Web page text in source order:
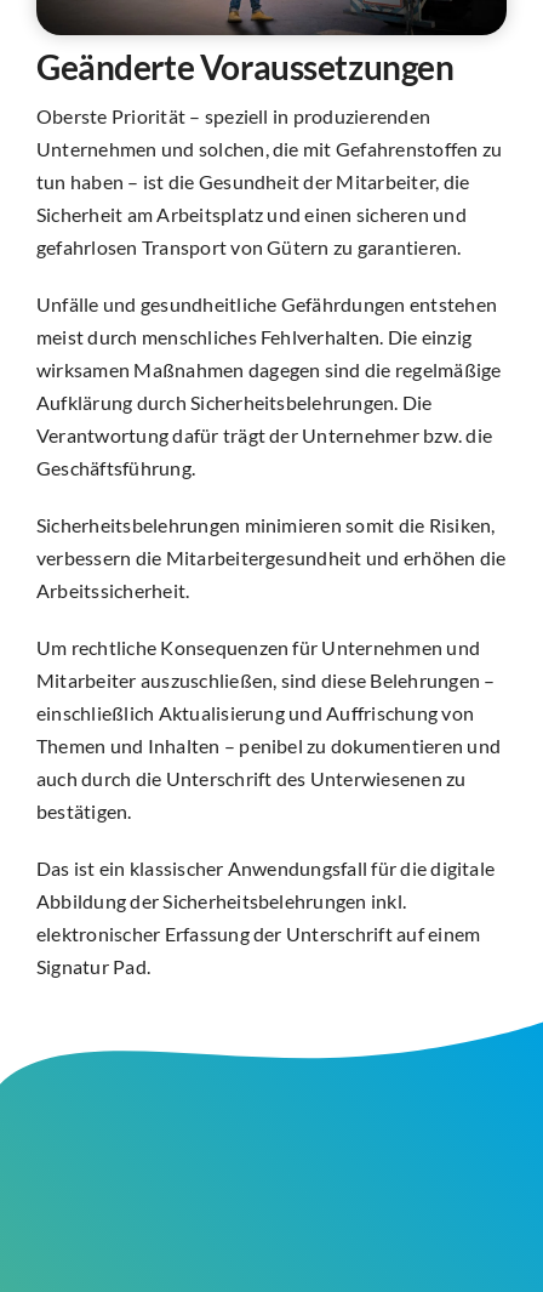
Geänderte Voraussetzungen
Oberste Priorität – speziell in produzierenden
Unternehmen und solchen, die mit Gefahrenstoffen zu
tun haben – ist die Gesundheit der Mitarbeiter, die
Sicherheit am Arbeitsplatz und einen sicheren und
gefahrlosen Transport von Gütern zu garantieren.
Unfälle und gesundheitliche Gefährdungen entstehen
meist durch menschliches Fehlverhalten. Die einzig
wirksamen Maßnahmen dagegen sind die regelmäßige
Aufklärung durch Sicherheitsbelehrungen. Die
Verantwortung dafür trägt der Unternehmer bzw. die
Geschäftsführung.
Sicherheitsbelehrungen minimieren somit die Risiken,
verbessern die Mitarbeitergesundheit und erhöhen die
Arbeitssicherheit.
Um rechtliche Konsequenzen für Unternehmen und
Mitarbeiter auszuschließen, sind diese Belehrungen –
einschließlich Aktualisierung und Auffrischung von
Themen und Inhalten – penibel zu dokumentieren und
auch durch die Unterschrift des Unterwiesenen zu
bestätigen.
Das ist ein klassischer Anwendungsfall für die digitale
Abbildung der Sicherheitsbelehrungen inkl.
elektronischer Erfassung der Unterschrift auf einem
Signatur Pad.